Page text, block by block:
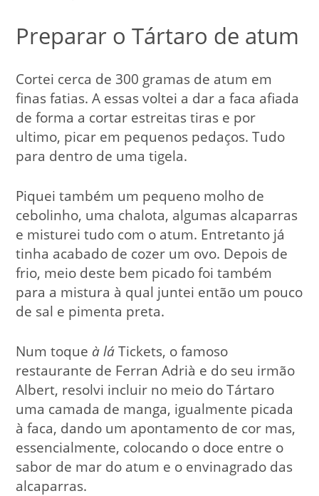
Preparar o Tártaro de atum
Cortei cerca de 300 gramas de atum em
finas fatias. A essas voltei a dar a faca afiada
de forma a cortar estreitas tiras e por
ultimo, picar em pequenos pedaços. Tudo
para dentro de uma tigela.
Piquei também um pequeno molho de
cebolinho, uma chalota, algumas alcaparras
e misturei tudo com o atum. Entretanto já
tinha acabado de cozer um ovo. Depois de
frio, meio deste bem picado foi também
para a mistura à qual juntei então um pouco
de sal e pimenta preta.
Num toque à láTickets, o famoso
restaurante de Ferran Adrià e do seu irmão
Albert, resolvi incluir no meio do Tártaro
uma camada de manga, igualmente picada
à faca, dando um apontamento de cor mas,
essencialmente, colocando o doce entre o
sabor de mar do atum e o envinagrado das
alcaparras.